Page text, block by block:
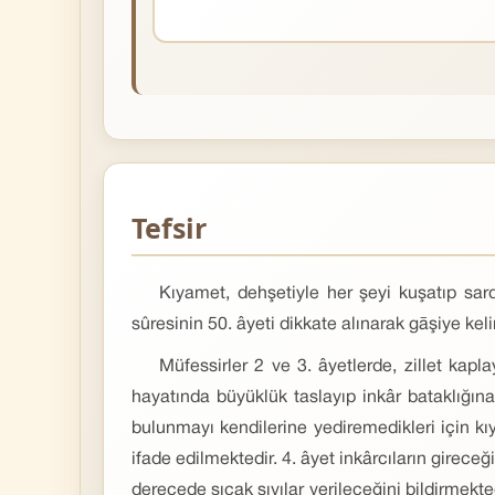
Tefsir
Kıyamet, dehşetiyle her şeyi kuşatıp
sûresinin 50. âyeti dikkate alınarak gāşiye
Müfessirler 2 ve 3. âyetlerde, zillet
hayatında büyüklük taslayıp inkâr
bulunmayı kendilerine yediremedikleri için
ifade edilmektedir. 4. âyet inkârcıların
derecede sıcak sıvılar verileceğini